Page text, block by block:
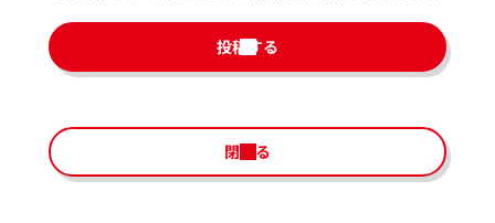
投稿する
閉じる